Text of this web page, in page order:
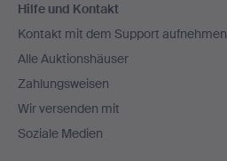
Navigation
Hilfe und Kontakt
Kontakt mit dem Support aufnehmen
Alle Auktionshäuser
Zahlungsweisen
Wir versenden mit
Soziale Medien